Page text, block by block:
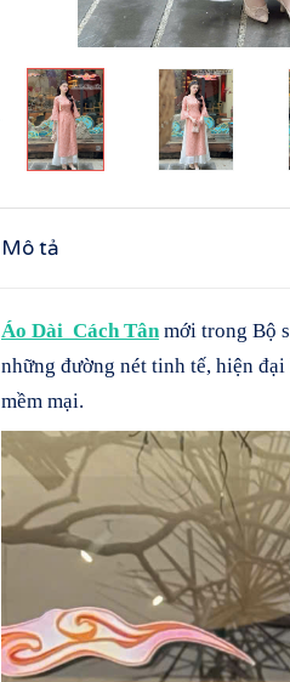
Mô tả
Áo Dài Cách Tân mới trong Bộ
những đường nét tinh tế, hiện
mềm mại.